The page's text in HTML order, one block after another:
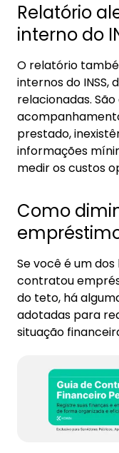
Relatório
interno do
O relatório
internos do INSS,
relacionadas.
prestado,
informações
medir os custos
Como
Se você é um dos
contratou
do teto, há
adotadas para
situação